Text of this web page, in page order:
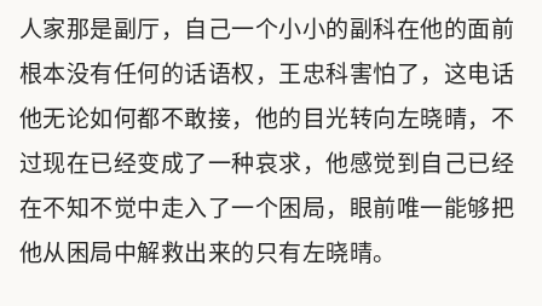
人家那是副厅，自己一个小小的副科在他的面前
根本没有任何的话语权，王忠科害怕了，这电话
他无论如何都不敢接，他的目光转向左晓晴，不
过现在已经变成了一种哀求，他感觉到自己已经
在不知不觉中走入了一个困局，眼前唯一能够把
他从困局中解救出来的只有左晓晴。